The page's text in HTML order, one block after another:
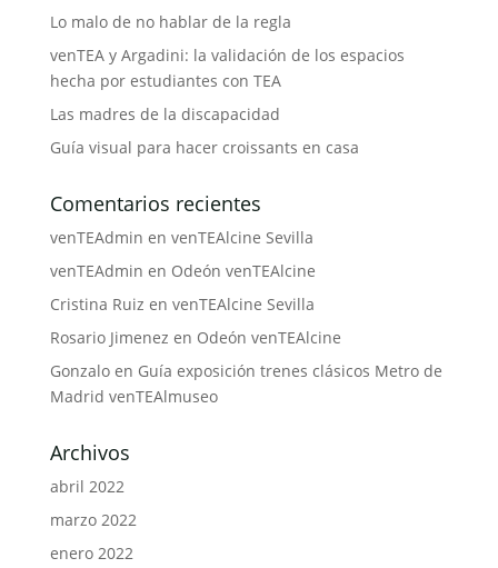
Lo malo de no hablar de la regla
venTEA y Argadini: la validación de los espacios
hecha por estudiantes con TEA
Las madres de la discapacidad
Guía visual para hacer croissants en casa
Comentarios recientes
venTEAdmin en venTEAlcine Sevilla
venTEAdmin en Odeón venTEAlcine
Cristina Ruiz en venTEAlcine Sevilla
Rosario Jimenez en Odeón venTEAlcine
Gonzaloen Guía exposición trenes clásicos Metro de
Madrid venTEAlmuseo
Archivos
abril 2022
marzo 2022
enero 2022